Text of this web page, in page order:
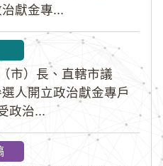
獻金專...
市）長、直轄市議
人開立政治獻金專戶
政治...